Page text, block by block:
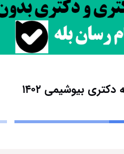
بیوشیمی ۱۴۰۲